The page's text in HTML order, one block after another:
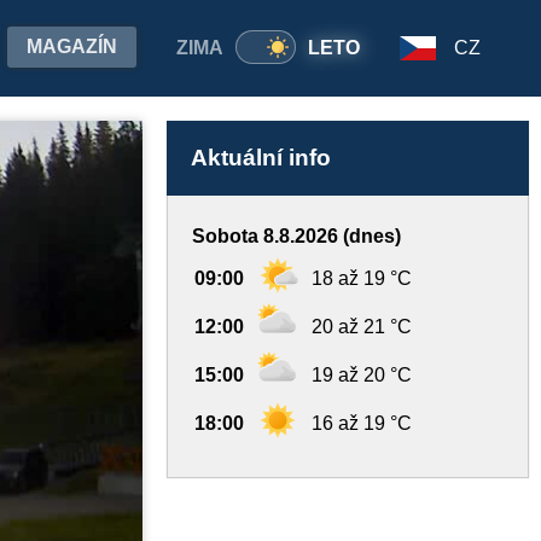
ZIMA LETO
MAGAZÍN CZ
Aktuální info
Sobota 8.8.2026 (dnes)
09:00 18 až 19 °C
12:00 20 až 21 °C
15:00 19 až 20 °C
18:00 16 až 19 °C